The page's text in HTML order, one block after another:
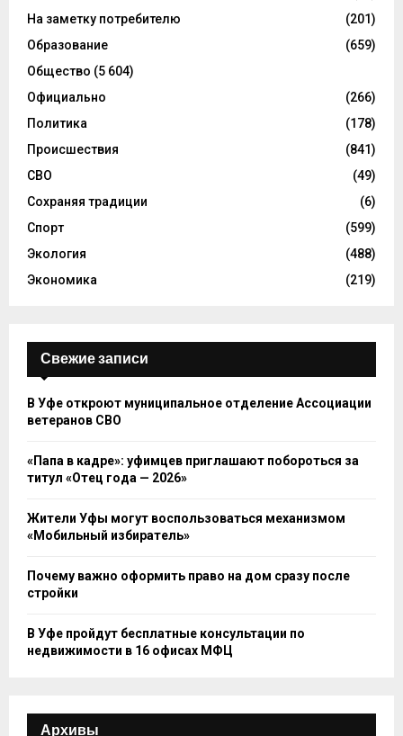
На заметку потребителю
(201)
Образование
(659)
Общество (5 604)
Официально
(266)
Политика
(178)
Происшествия
(841)
СВО
(49)
Сохраняя традиции
(6)
Спорт
(599)
Экология
(488)
Экономика
(219)
Свежие записи
В Уфе откроют муниципальное отделение Ассоциации
ветеранов СВО
«Папа в кадре»: уфимцев приглашают побороться за
титул «Отец года — 2026»
Жители Уфы могут воспользоваться механизмом
«Мобильный избиратель»
Почему важно оформить право на дом сразу после
стройки
В Уфе пройдут бесплатные консультации по
недвижимости в 16 офисах МФЦ
Архивы